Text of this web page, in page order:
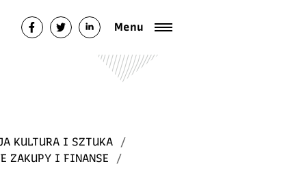
Menu
KULTURA I SZTUKA
/
ZAKUPY I FINANSE
/